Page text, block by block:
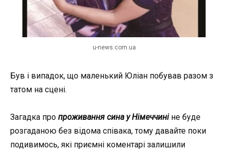
u-news.com.ua
Був і випадок, що маленький Юліан побував разом з
татом на сцені.
Загадка про проживання сина у Німеччиніне буде
розгаданою без відома співака, тому давайте поки
подивимось, які приємні коментарі залишили